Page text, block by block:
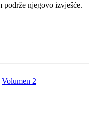
podrže njegovo izvješće.
Volumen 2